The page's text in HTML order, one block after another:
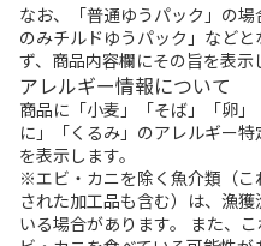
なお、「普通ゆうパック」の
のみチルドゆうパック」など
ず、商品内容欄にその旨を表示
アレルギー情報について
商品に「小麦」「そば」「卵
に」「くるみ」のアレルギー
を表示します。
※エビ・カニを除く魚介類（
された加工品も含む）は、漁
いる場合があります。 また、